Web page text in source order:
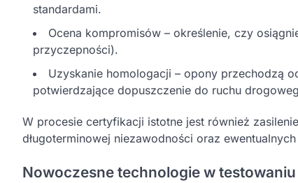
standardami.
Ocena kompromisów – określenie, czy
przyczepności).
Uzyskanie homologacji – opony przechodzą
potwierdzające dopuszczenie do ruchu
W procesie certyfikacji istotne jest również
długoterminowej niezawodności oraz
Nowoczesne technologie w